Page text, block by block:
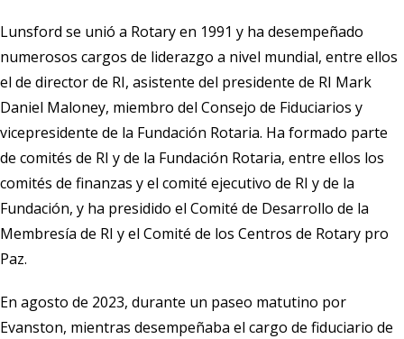
Lunsford se unió a Rotary en 1991 y ha desempeñado
numerosos cargos de liderazgo a nivel mundial, entre ellos
el de director de RI, asistente del presidente de RI Mark
Daniel Maloney, miembro del Consejo de Fiduciarios y
vicepresidente de la Fundación Rotaria. Ha formado parte
de comités de RI y de la Fundación Rotaria, entre ellos los
comités de finanzas y el comité ejecutivo de RI y de la
Fundación, y ha presidido el Comité de Desarrollo de la
Membresía de RI y el Comité de los Centros de Rotary pro
Paz.
En agosto de 2023, durante un paseo matutino por
Evanston, mientras desempeñaba el cargo de fiduciario de